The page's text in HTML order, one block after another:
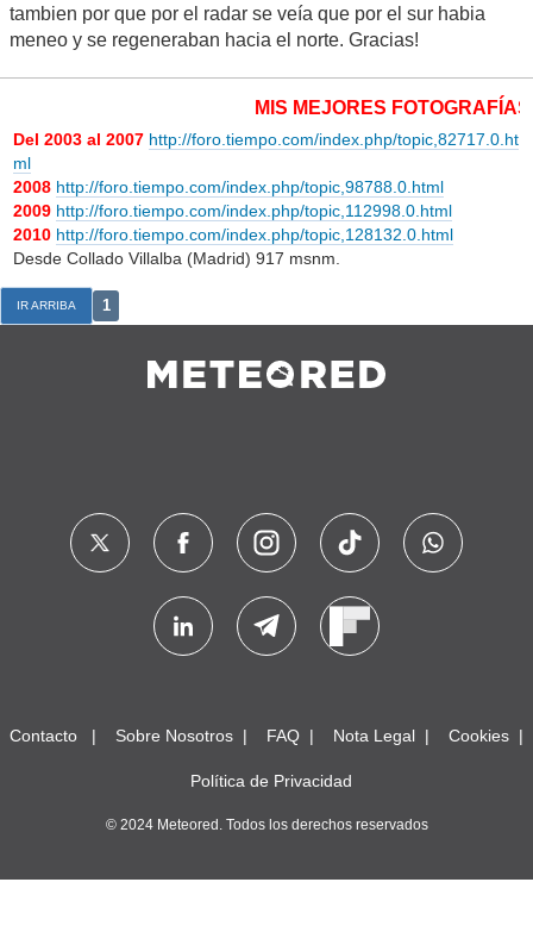
tambien por que por el radar se veía que por el sur habia
meneo y se regeneraban hacia el norte. Gracias!
MIS MEJORES FOTOGRAFÍAS
Del 2003 al 2007 http://foro.tiempo.com/index.php/topic,82717.0.ht
ml
2008 http://foro.tiempo.com/index.php/topic,98788.0.html
2009 http://foro.tiempo.com/index.php/topic,112998.0.html
2010 http://foro.tiempo.com/index.php/topic,128132.0.html
Desde Collado Villalba (Madrid) 917 msnm.
IR ARRIBA 1
Contacto Sobre Nosotros FAQ Nota Legal Cookies
Política de Privacidad
© 2024 Meteored. Todos los derechos reservados